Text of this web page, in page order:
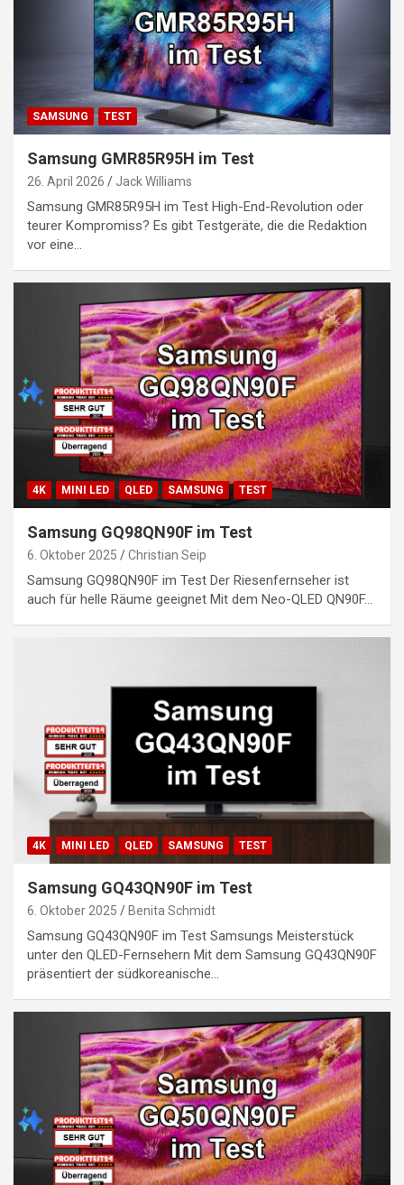
SAMSUNG TEST
Samsung GMR85R95H im Test
26. April 2026 Jack Williams
Samsung GMR85R95H im Test High-End-Revolution oder
teurer Kompromiss? Es gibt Testgeräte, die die Redaktion
vor eine…
4K MINI LED QLED SAMSUNG TEST
Samsung GQ98QN90F im Test
6. Oktober 2025 Christian Seip
Samsung GQ98QN90F im Test Der Riesenfernseher ist
auch für helle Räume geeignet Mit dem Neo-QLED QN90F…
4K MINI LED QLED SAMSUNG TEST
Samsung GQ43QN90F im Test
6. Oktober 2025 Benita Schmidt
Samsung GQ43QN90F im Test Samsungs Meisterstück
unter den QLED-Fernsehern Mit dem Samsung GQ43QN90F
präsentiert der südkoreanische…